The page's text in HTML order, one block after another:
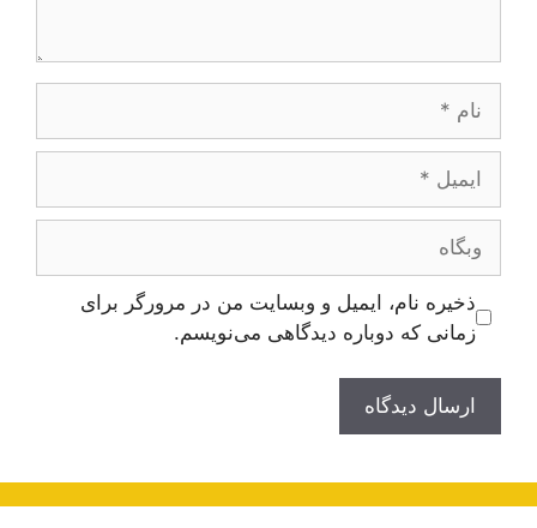
وبگاه
ذخیره نام، ایمیل و وبسایت من در مرورگر برای
زمانی که دوباره دیدگاهی می‌نویسم.